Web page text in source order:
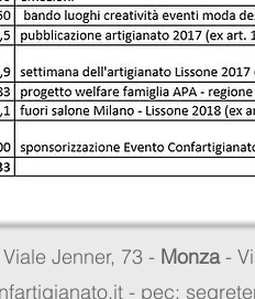
Jenner, 73 - Monza-
- pec: